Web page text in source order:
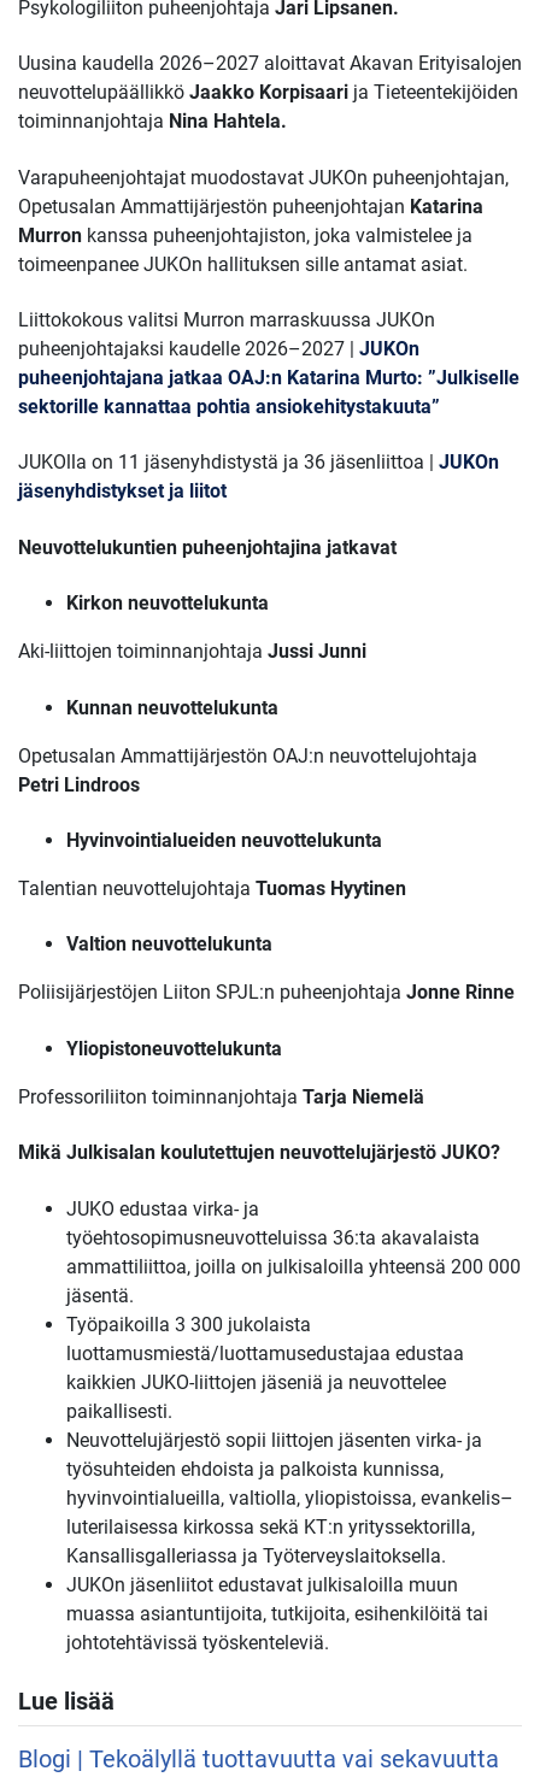
Psykologiliiton puheenjohtaja Jari Lipsanen.
Uusina kaudella 2026–2027 aloittavat Akavan Erityisalojen
neuvottelupäällikkö Jaakko Korpisaari ja Tieteentekijöiden
toiminnanjohtaja Nina Hahtela.
Varapuheenjohtajat muodostavat JUKOn puheenjohtajan,
Opetusalan Ammattijärjestön puheenjohtajan Katarina
Murron kanssa puheenjohtajiston, joka valmistelee ja
toimeenpanee JUKOn hallituksen sille antamat asiat.
Liittokokous valitsi Murron marraskuussa JUKOn
puheenjohtajaksi kaudelle 2026–2027 | JUKOn
puheenjohtajana jatkaa OAJ:n Katarina Murto: ”Julkiselle
sektorille kannattaa pohtia ansiokehitystakuuta”
JUKOlla on 11 jäsenyhdistystä ja 36 jäsenliittoa | JUKOn
jäsenyhdistykset ja liitot
Neuvottelukuntien puheenjohtajina jatkavat
Kirkon neuvottelukunta
Aki-liittojen toiminnanjohtaja Jussi Junni
Kunnan neuvottelukunta
Opetusalan Ammattijärjestön OAJ:n neuvottelujohtaja
Petri Lindroos
Hyvinvointialueiden neuvottelukunta
Talentian neuvottelujohtaja Tuomas Hyytinen
Valtion neuvottelukunta
Poliisijärjestöjen Liiton SPJL:n puheenjohtaja Jonne Rinne
Yliopistoneuvottelukunta
Professoriliiton toiminnanjohtaja Tarja Niemelä
Mikä Julkisalan koulutettujen neuvottelujärjestö JUKO?
JUKO edustaa virka- ja
työehtosopimusneuvotteluissa 36:ta akavalaista
ammattiliittoa, joilla on julkisaloilla yhteensä 200 000
jäsentä.
Työpaikoilla 3 300 jukolaista
luottamusmiestä/luottamusedustajaa edustaa
kaikkien JUKO-liittojen jäseniä ja neuvottelee
paikallisesti.
Neuvottelujärjestö sopii liittojen jäsenten virka- ja
työsuhteiden ehdoista ja palkoista kunnissa,
hyvinvointialueilla, valtiolla, yliopistoissa, evankelis–
luterilaisessa kirkossa sekä KT:n yrityssektorilla,
Kansallisgalleriassa ja Työterveyslaitoksella.
JUKOn jäsenliitot edustavat julkisaloilla muun
muassa asiantuntijoita, tutkijoita, esihenkilöitä tai
johtotehtävissä työskenteleviä.
Lue lisää
Blogi | Tekoälyllä tuottavuutta vai sekavuutta